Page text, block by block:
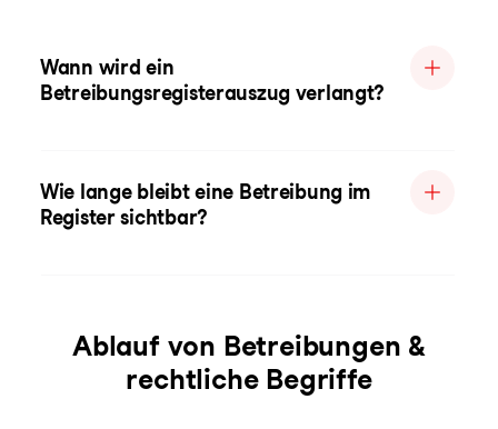
Wann wird ein
Betreibungsregisterauszug verlangt?
Wie lange bleibt eine Betreibung im
Register sichtbar?
Ablauf von Betreibungen &
rechtliche Begriffe